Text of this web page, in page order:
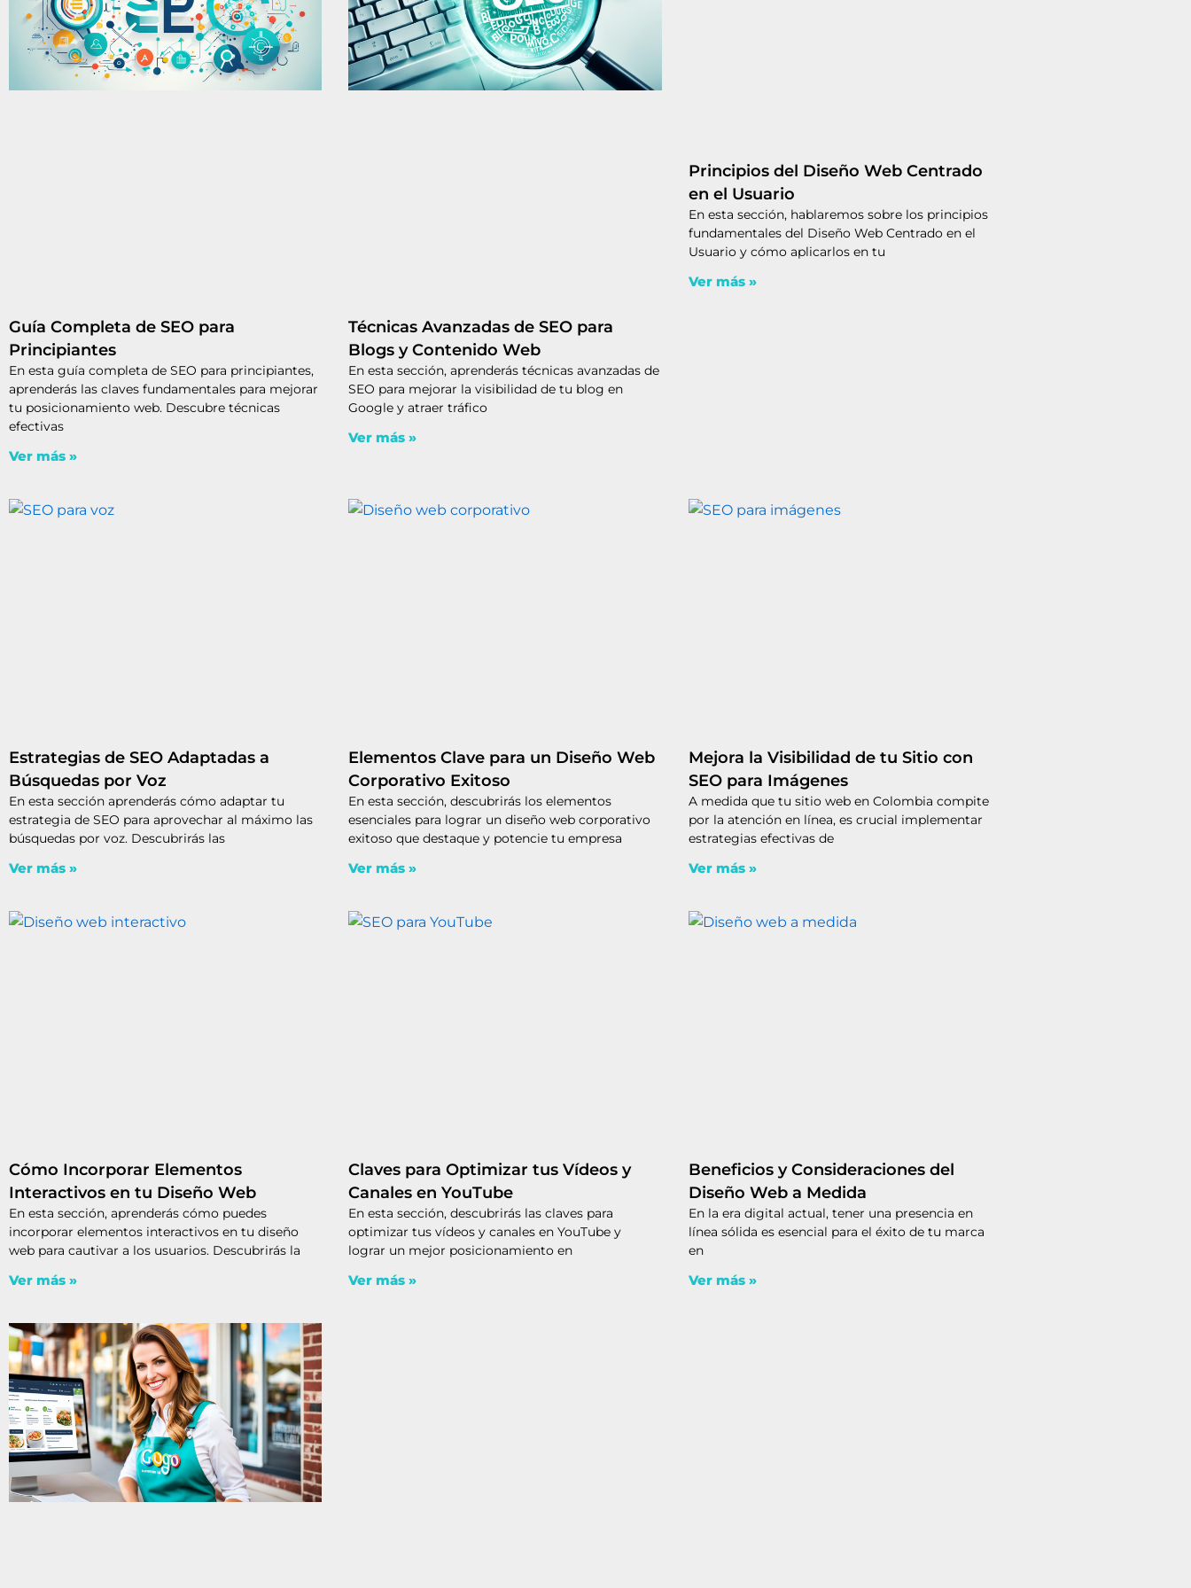
Guía Completa de SEO para
Principiantes
En esta guía completa de SEO para principiantes,
aprenderás las claves fundamentales para mejorar
tu posicionamiento web. Descubre técnicas
efectivas
Ver más »
Técnicas Avanzadas de SEO para
Blogs y Contenido Web
En esta sección, aprenderás técnicas avanzadas de
SEO para mejorar la visibilidad de tu blog en
Google y atraer tráfico
Ver más »
Principios del Diseño Web Centrado
en el Usuario
En esta sección, hablaremos sobre los principios
fundamentales del Diseño Web Centrado en el
Usuario y cómo aplicarlos en tu
Ver más »
Estrategias de SEO Adaptadas a
Búsquedas por Voz
En esta sección aprenderás cómo adaptar tu
estrategia de SEO para aprovechar al máximo las
búsquedas por voz. Descubrirás las
Ver más »
Elementos Clave para un Diseño Web
Corporativo Exitoso
En esta sección, descubrirás los elementos
esenciales para lograr un diseño web corporativo
exitoso que destaque y potencie tu empresa
Ver más »
Mejora la Visibilidad de tu Sitio con
SEO para Imágenes
A medida que tu sitio web en Colombia compite
por la atención en línea, es crucial implementar
estrategias efectivas de
Ver más »
Cómo Incorporar Elementos
Interactivos en tu Diseño Web
En esta sección, aprenderás cómo puedes
incorporar elementos interactivos en tu diseño
web para cautivar a los usuarios. Descubrirás la
Ver más »
Claves para Optimizar tus Vídeos y
Canales en YouTube
En esta sección, descubrirás las claves para
optimizar tus vídeos y canales en YouTube y
lograr un mejor posicionamiento en
Ver más »
Beneficios y Consideraciones del
Diseño Web a Medida
En la era digital actual, tener una presencia en
línea sólida es esencial para el éxito de tu marca
en
Ver más »